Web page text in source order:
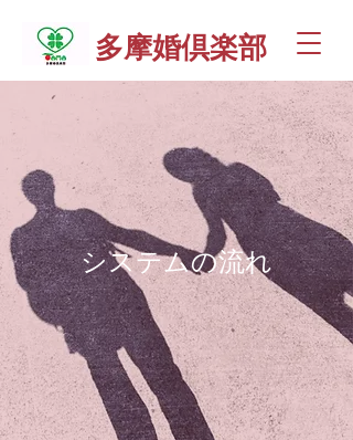
多摩婚倶楽部
システムの流れ